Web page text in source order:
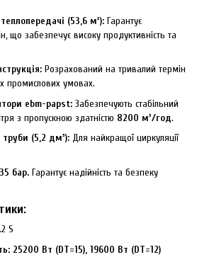
(53,6 м²): Гарантує
що забезпечує високу продуктивність та
Розрахований на тривалий термін
промислових умовах.
ebm-papst: Забезпечують стабільний
з пропускною здатністю 8200 м³/год.
(5,2 дм³): Для найкращої циркуляції
бар. Гарантує надійність та безпеку
S
25200 Вт (DT=15), 19600 Вт (DT=12)